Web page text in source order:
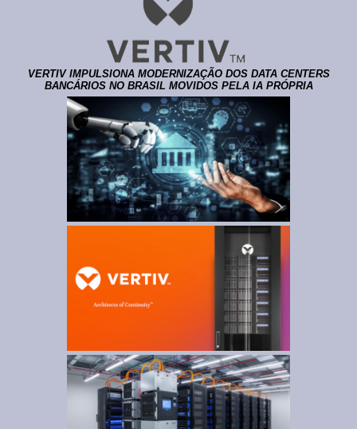
VERTIV IMPULSIONA MODERNIZAÇÃO DOS DATA CENTERS
BANCÁRIOS NO BRASIL MOVIDOS PELA IA PRÓPRIA